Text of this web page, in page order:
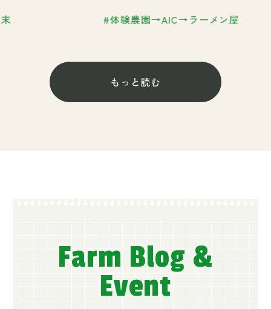
#体験農園→AIC→ラーメン屋
もっと読む
Farm Blog &
Event